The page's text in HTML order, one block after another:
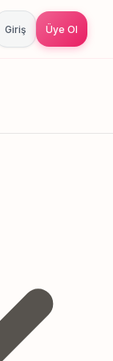
Giriş Üye Ol